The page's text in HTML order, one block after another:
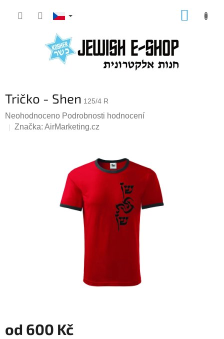
Tričko - Shen 125/4 R
Průměrné
hodnocení
Neohodnoceno Podrobnosti hodnocení
Značka: AirMarketing.cz
od 600 Kč